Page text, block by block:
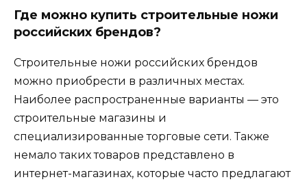
Где можно купить строительные ножи
российских брендов?
Строительные ножи российских брендов
можно приобрести в различных местах.
Наиболее распространенные варианты — это
строительные магазины и
специализированные торговые сети. Также
немало таких товаров представлено в
интернет-магазинах, которые часто предлагают